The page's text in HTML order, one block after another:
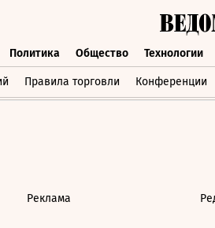
Политика Общество Технологии
Правила торговли Конференции
Политика Общество
Реклама